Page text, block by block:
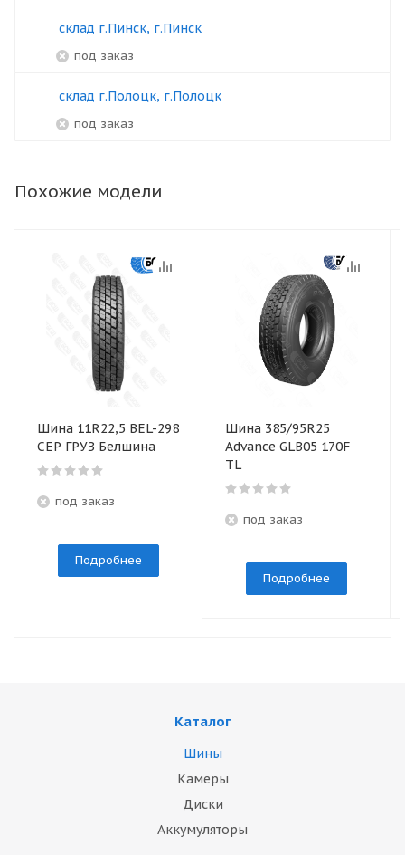
склад г.Пинск, г.Пинск
под заказ
склад г.Полоцк, г.Полоцк
под заказ
Похожие модели
Шина 11R22,5 BEL-298
СЕР ГРУЗ Белшина
под заказ
Подробнее
Шина 385/95R25
Advance GLB05 170F
TL
под заказ
Подробнее
Каталог
Шины
Камеры
Диски
Аккумуляторы